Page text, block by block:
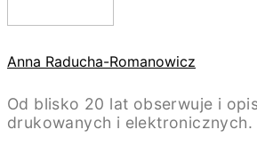
Anna Raducha-Romanowicz
Od blisko 20 lat obserwuje i
drukowanych i elektronicznych.